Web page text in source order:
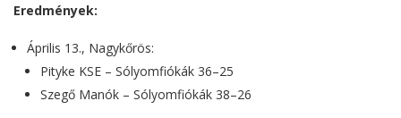
Eredmények:
Április 13., Nagykőrös:
Pityke KSE – Sólyomfiókák 36–25
Szegő Manók – Sólyomfiókák 38–26